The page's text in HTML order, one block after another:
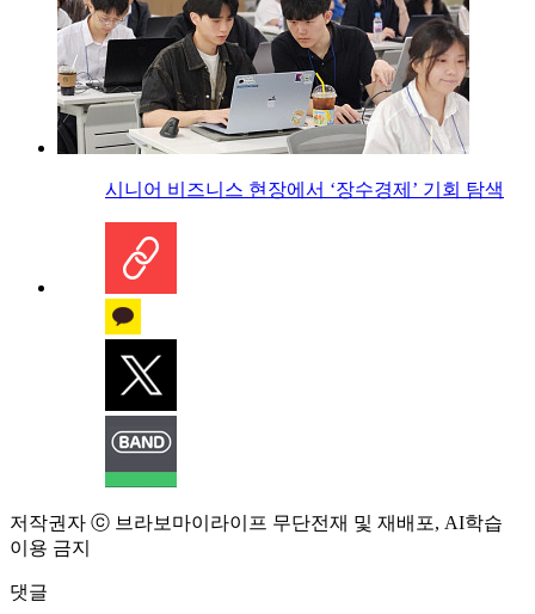
시니어 비즈니스 현장에서 ‘장수경제’ 기회 탐색
저작권자 ⓒ 브라보마이라이프 무단전재 및 재배포, AI학습
이용 금지
댓글